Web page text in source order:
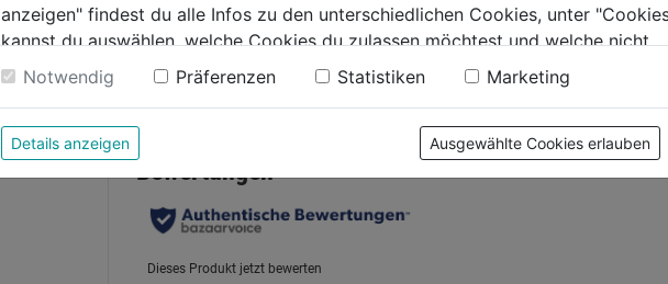
anzeigen" findest du alle Infos zu den unterschiedlichen Cookies, unter
kannst du auswählen, welche Cookies du zulassen möchtest und welche nicht.
Weitere Informationen findest du in unserer Datenschutzerklärung
Notwendig Präferenzen Statistiken Marketing
Details anzeigen Ausgewählte Cookies erlauben